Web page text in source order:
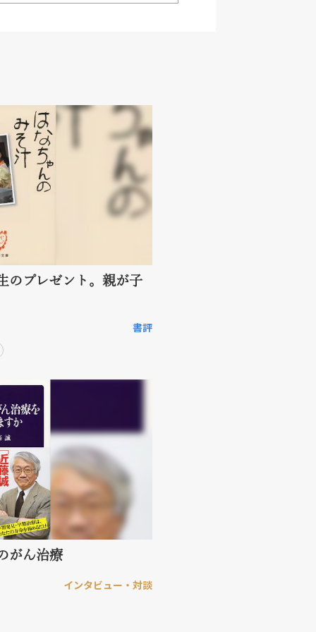
のプレゼント。親が子
書評
がん治療
インタビュー・対談